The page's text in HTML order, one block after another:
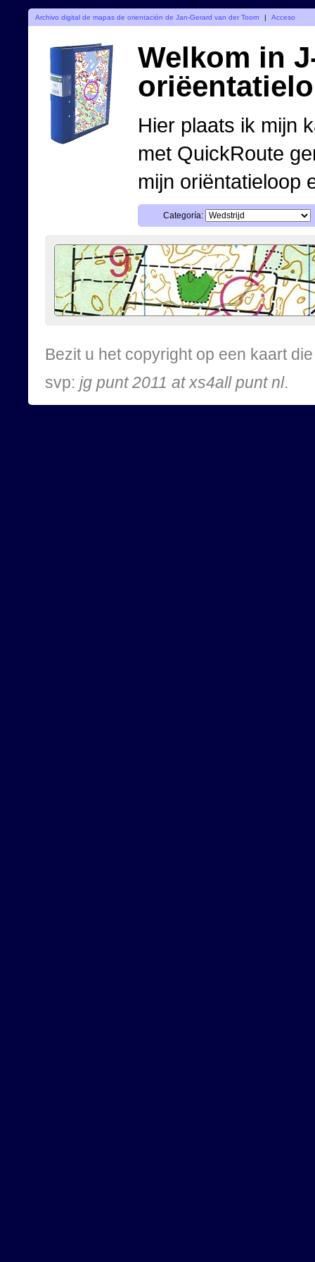
Archivo digital de mapas de orientación de Jan-Gerard van der Toorn | Acceso
Welkom in
Hier plaats ik mijn
met QuickRoute
mijn oriëntatieloop
Categoría:
Bezit u het copyright op een kaart
svp: jg punt 2011 at xs4all punt nl.